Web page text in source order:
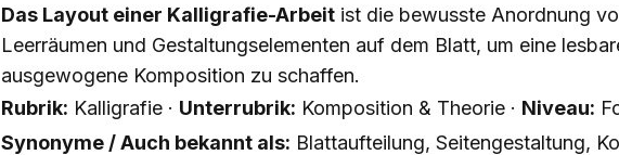
Das Layout einer Kalligrafie-Arbeit ist die bewusste Anordnung
Leerräumen und Gestaltungselementen auf dem Blatt, um eine
ausgewogene Komposition zu schaffen.
Rubrik: Kalligrafie · Unterrubrik: Komposition & Theorie · Niveau:
Synonyme / Auch bekannt als: Blattaufteilung, Seitengestaltung,